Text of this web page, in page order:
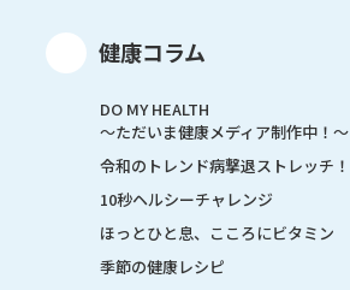
健康コラム
DO MY HEALTH
～ただいま健康メディア制作中！～
令和のトレンド病撃退ストレッチ！
10秒ヘルシーチャレンジ
ほっとひと息、こころにビタミン
季節の健康レシピ